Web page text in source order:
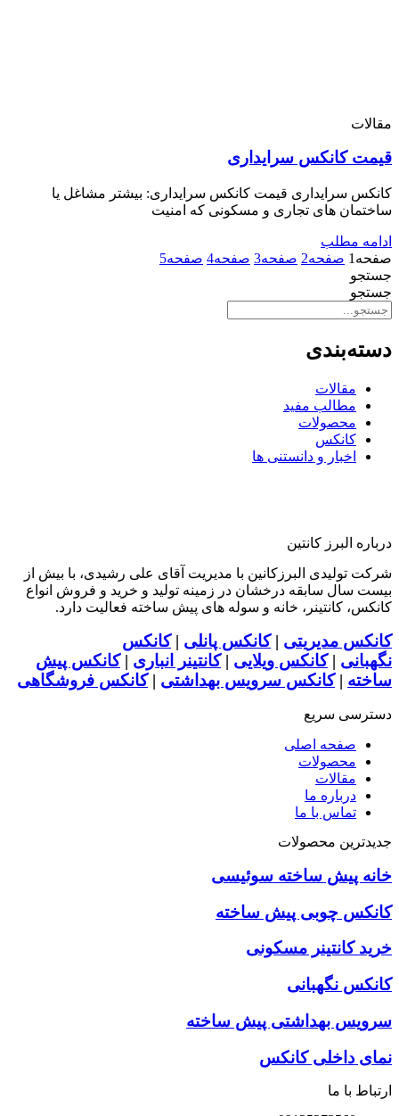
مقالات
قیمت کانکس سرایداری
کانکس سرایداری قیمت کانکس سرایداری: بیشتر مشاغل یا
ساختمان های تجاری و مسکونی که امنیت
ادامه مطلب
صفحه 1 صفحه2 صفحه3 صفحه4 صفحه5
جستجو
جستجو
دسته‌بندی
مقالات
مطالب مفید
محصولات
کانکس
اخبار و دانستنی ها
درباره البرز کانتین
شرکت تولیدی البرزکانین با مدیریت آقای علی رشیدی، با بیش از
بیست سال سابقه درخشان در زمینه تولید و خرید و فروش انواع
کانکس، کانتینر، خانه و سوله های پیش ساخته فعالیت دارد.
کانکس مدیریتی |کانکس پانلی |کانکس
نگهبانی |کانکس ویلایی |کانتینر انباری |کانکس پیش
ساخته |کانکس سرویس بهداشتی |کانکس فروشگاهی
دسترسی سریع
صفحه اصلی
محصولات
مقالات
درباره ما
تماس با ما
جدیدترین محصولات
خانه پیش ساخته سوئیسی
کانکس چوبی پیش ساخته
خرید کانتینر مسکونی
كانكس نگهبانی
سرويس بهداشتی پيش ساخته
نمای داخلی کانکس
ارتباط با ما